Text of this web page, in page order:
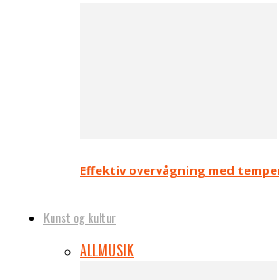
Effektiv overvågning med
Kunst og kultur
ALLMUSIK